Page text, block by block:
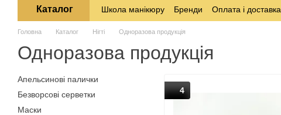
Каталог Школа манікюру Бренди Оплата і доставка
Головна Каталог Нігті Одноразова продукція
Одноразова продукція
4
Апельсинові палички
Безворсові серветки
Маски